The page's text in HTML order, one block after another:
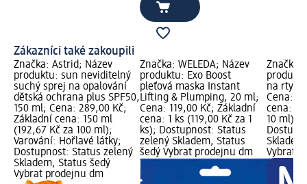
Zákazníci také zakoupili
Značka: Astrid; Název
produktu: sun neviditelný
suchý sprej na opalování
dětská ochrana plus SPF50,
150 ml; Cena: 289,00 Kč;
Základní cena: 150 ml
(192,67 Kč za 100 ml);
Varování: Hořlavé látky;
Dostupnost: Status zelený
Skladem, Status šedý
Vybrat prodejnu dm
Značka: WELEDA; Název
produktu: Exo Boost
pleťová maska Instant
Lifting & Plumping, 20 ml;
Cena: 119,00 Kč; Základní
cena: 1 ks (119,00 Kč za 1
ks); Dostupnost: Status
zelený Skladem, Status
šedý Vybrat prodejnu dm
Značka:
na rty
Cena:
cena:
10 ml);
Vybrat